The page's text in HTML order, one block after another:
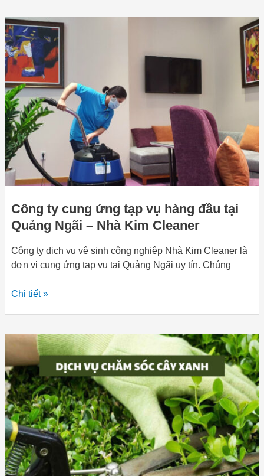
Công ty cung ứng tạp vụ hàng đầu tại
Quảng Ngãi – Nhà Kim Cleaner
Công ty dịch vụ vệ sinh công nghiệp Nhà Kim Cleaner là
đơn vị cung ứng tạp vụ tại Quảng Ngãi uy tín. Chúng
Công
ty
cung
ứng
tạp
vụ
hàng
đầu
tại
Quảng
Ngãi
–
Kim
Cleaner
Chi tiết »
Nhà
Kim
Cleaner
nhận
chăm
sóc
cây
xanh
cho
cơ